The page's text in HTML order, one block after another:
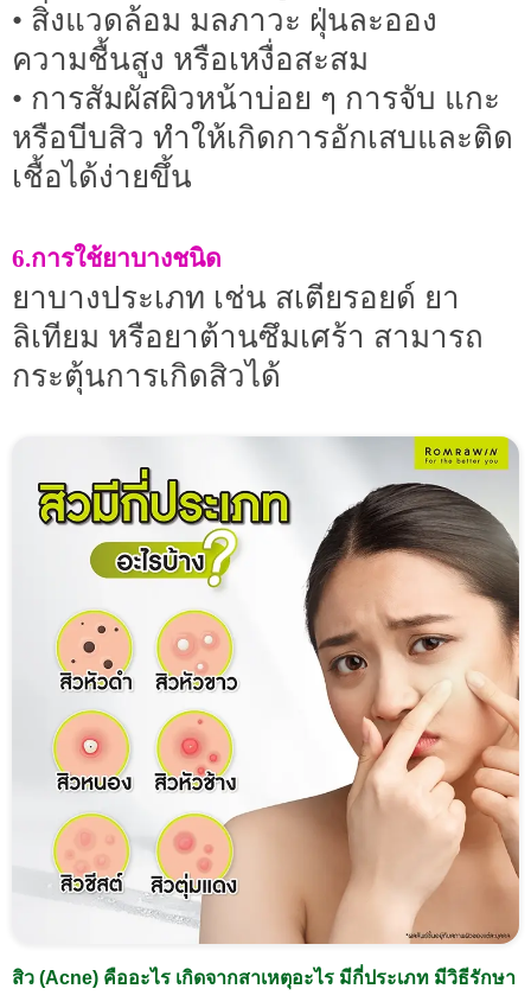
• สิ่งแวดล้อม มลภาวะ ฝุ่นละออง
ความชื้นสูง หรือเหงื่อสะสม
• การสัมผัสผิวหน้าบ่อย ๆ การจับ แกะ
หรือบีบสิว ทำให้เกิดการอักเสบและติด
เชื้อได้ง่ายขึ้น
6.การใช้ยาบางชนิด
ยาบางประเภท เช่น สเตียรอยด์ ยา
ลิเทียม หรือยาต้านซึมเศร้า สามารถ
กระตุ้นการเกิดสิวได้
สิว (Acne) คืออะไร เกิดจากสาเหตุอะไร มีกี่ประเภท มีวิธีรักษา